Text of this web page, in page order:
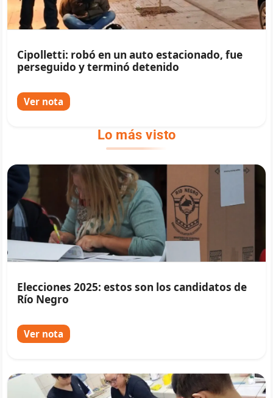
Cipolletti: robó en un auto estacionado, fue
perseguido y terminó detenido
Ver nota
Lo más visto
Elecciones 2025: estos son los candidatos de
Río Negro
Ver nota